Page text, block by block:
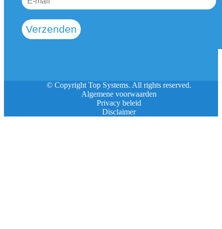
Verzenden
© Copyright Top Systems. All rights reserved.
Algemene voorwaarden
Privacy beleid
Disclaimer